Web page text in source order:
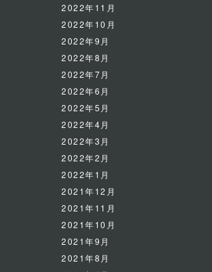
2022年11月
2022年10月
2022年9月
2022年8月
2022年7月
2022年6月
2022年5月
2022年4月
2022年3月
2022年2月
2022年1月
2021年12月
2021年11月
2021年10月
2021年9月
2021年8月